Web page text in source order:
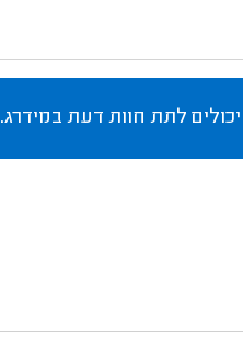
לתת חוות דעת במידרג.